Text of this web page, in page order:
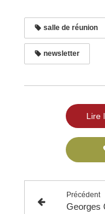
salle de réunion
newsletter
Lire
Précédent